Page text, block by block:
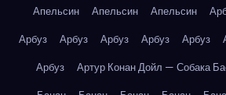
Апельсин
Апельсин Апельсин
Арбуз
Арбуз Арбуз Арбуз Арбуз
Арбуз
Артур Конан Дойл — Собака